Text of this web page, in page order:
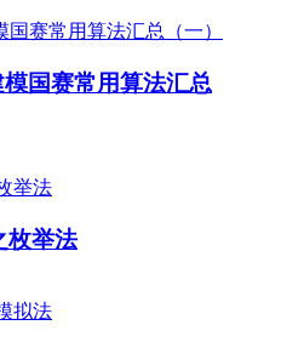
国赛常用算法汇总
枚举法